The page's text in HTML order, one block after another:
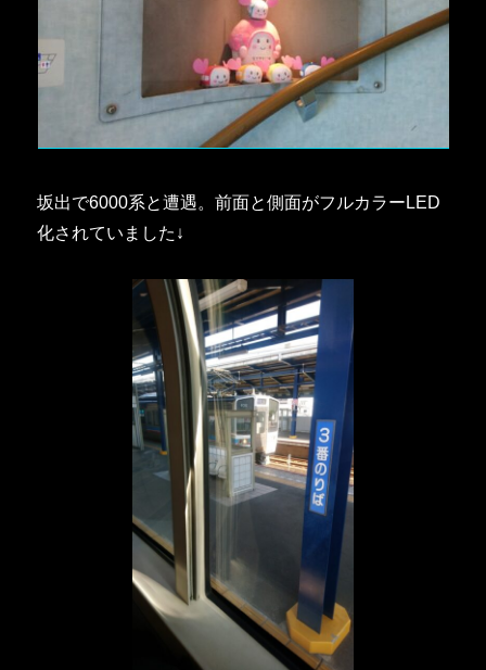
坂出で6000系と遭遇。前面と側面がフルカラーLED
化されていました↓